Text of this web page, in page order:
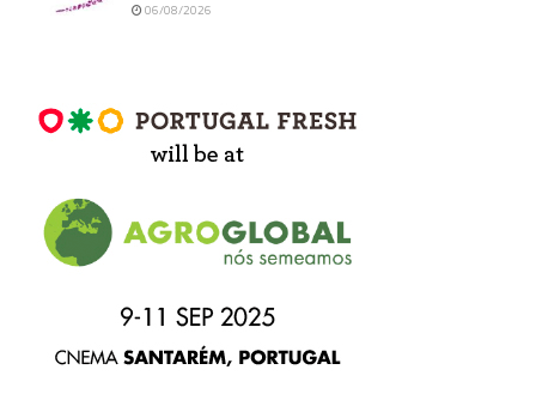
06/08/2026